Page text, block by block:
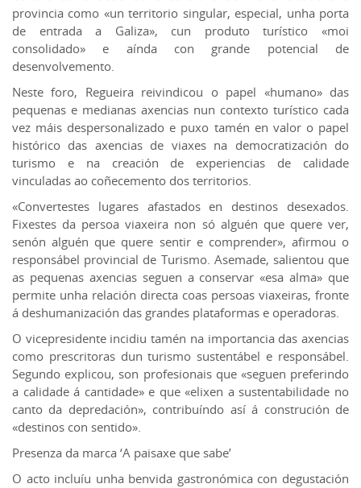
provincia como «un territorio singular, especial, unha porta
de entrada a Galiza», cun produto turístico «moi
consolidado» e aínda con grande potencial de
desenvolvemento.
Neste foro, Regueira reivindicou o papel «humano» das
pequenas e medianas axencias nun contexto turístico cada
vez máis despersonalizado e puxo tamén en valor o papel
histórico das axencias de viaxes na democratización do
turismo e na creación de experiencias de calidade
vinculadas ao coñecemento dos territorios.
«Convertestes lugares afastados en destinos desexados.
Fixestes da persoa viaxeira non só alguén que quere ver,
senón alguén que quere sentir e comprender», afirmou o
responsábel provincial de Turismo. Asemade, salientou que
as pequenas axencias seguen a conservar «esa alma» que
permite unha relación directa coas persoas viaxeiras, fronte
á deshumanización das grandes plataformas e operadoras.
O vicepresidente incidiu tamén na importancia das axencias
como prescritoras dun turismo sustentábel e responsábel.
Segundo explicou, son profesionais que «seguen preferindo
a calidade á cantidade» e que «elixen a sustentabilidade no
canto da depredación», contribuíndo así á construción de
«destinos con sentido».
Presenza da marca ‘A paisaxe que sabe’
O acto incluíu unha benvida gastronómica con degustación